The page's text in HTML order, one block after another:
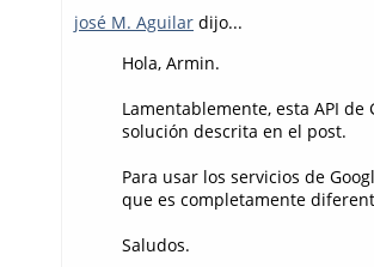
josé M. Aguilar dijo...
Hola, Armin.
Lamentablemente, esta API
solución descrita en el post.
Para usar los servicios de
que es completamente
Saludos.